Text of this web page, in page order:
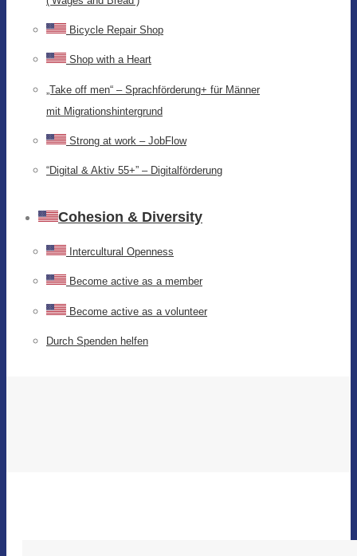
Bicycle Repair Shop
Shop with a Heart
„Take off men“ – Sprachförderung+ für Männer
mit Migrationshintergrund
Strong at work – JobFlow
“Digital & Aktiv 55+” – Digitalförderung
Cohesion & Diversity
Intercultural Openness
Become active as a member
Become active as a volunteer
Durch Spenden helfen